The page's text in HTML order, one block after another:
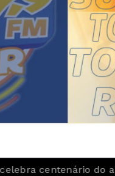
do artista Pix